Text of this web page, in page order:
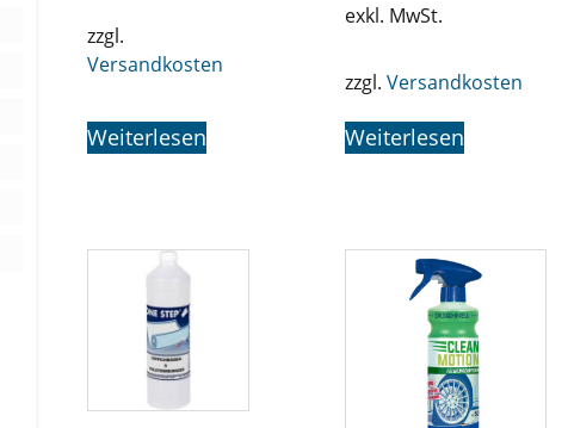
zzgl.
Versandkosten
Weiterlesen
exkl. MwSt.
zzgl. Versandkosten
Weiterlesen